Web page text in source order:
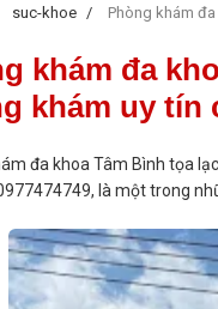
suc-khoe / Phòng khám
khám đa
khám uy tín
đa khoa Tâm Bình tọa
là một trong